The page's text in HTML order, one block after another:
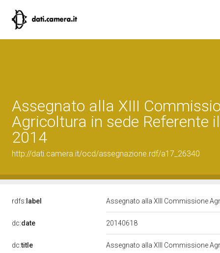
Assegnato alla XIII
Agricoltura in sede Referente
2014
http://dati.camera.it/ocd/assegnazione.rdf/a17_26340
rdfs: label Assegnato alla XIII Commissione
dc:date 20140618
dc:title Assegnato alla XIII Commissione